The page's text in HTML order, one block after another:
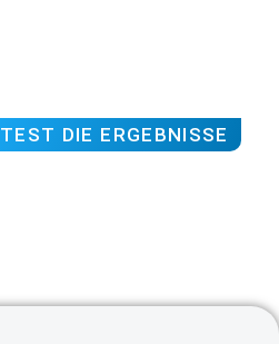
DIE ERGEBNISSE